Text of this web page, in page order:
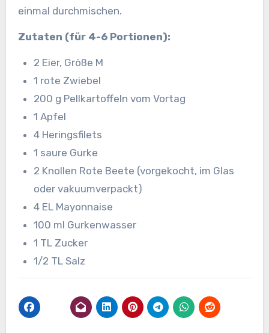
einmal durchmischen.
Zutaten (für 4-6 Portionen):
2 Eier, Größe M
1 rote Zwiebel
200 g Pellkartoffeln vom Vortag
1 Apfel
4 Heringsfilets
1 saure Gurke
2 Knollen Rote Beete (vorgekocht, im Glas
oder vakuumverpackt)
4 EL Mayonnaise
100 ml Gurkenwasser
1 TL Zucker
1/2 TL Salz